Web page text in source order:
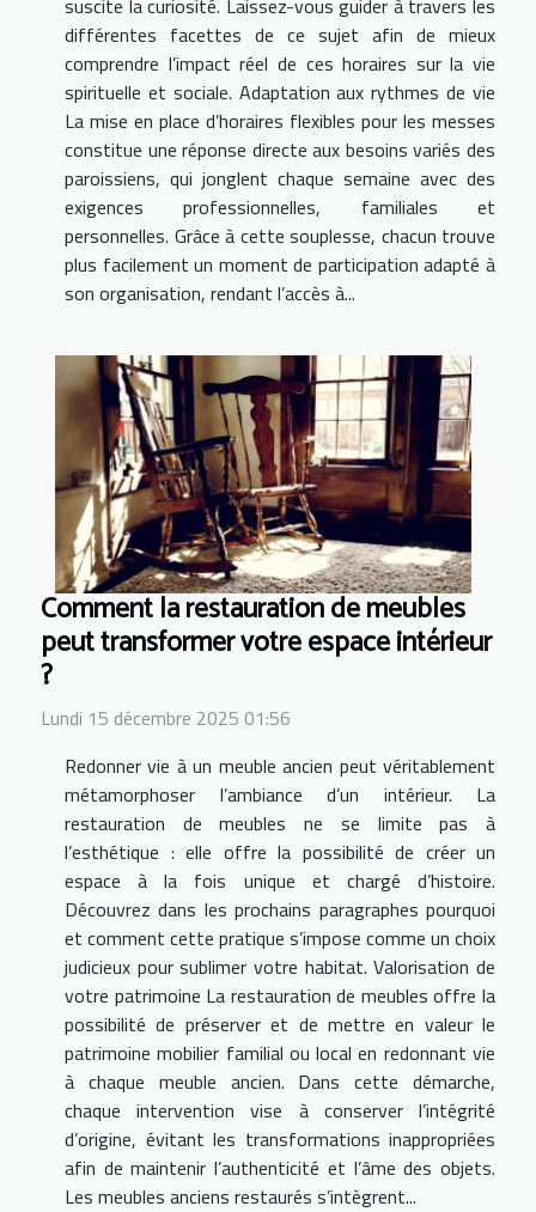
différentes facettes de ce sujet afin de mieux
comprendre l’impact réel de ces horaires sur la vie
spirituelle et sociale. Adaptation aux rythmes de vie
La mise en place d’horaires flexibles pour les messes
constitue une réponse directe aux besoins variés des
paroissiens, qui jonglent chaque semaine avec des
exigences professionnelles, familiales et
personnelles. Grâce à cette souplesse, chacun trouve
plus facilement un moment de participation adapté à
son organisation, rendant l’accès à...
Comment la restauration de meubles
peut transformer votre espace intérieur
?
Lundi 15 décembre 2025 01:56
Redonner vie à un meuble ancien peut véritablement
métamorphoser l’ambiance d’un intérieur. La
restauration de meubles ne se limite pas à
l’esthétique : elle offre la possibilité de créer un
espace à la fois unique et chargé d’histoire.
Découvrez dans les prochains paragraphes pourquoi
et comment cette pratique s’impose comme un choix
judicieux pour sublimer votre habitat. Valorisation de
votre patrimoine La restauration de meubles offre la
possibilité de préserver et de mettre en valeur le
patrimoine mobilier familial ou local en redonnant vie
à chaque meuble ancien. Dans cette démarche,
chaque intervention vise à conserver l’intégrité
d’origine, évitant les transformations inappropriées
afin de maintenir l’authenticité et l’âme des objets.
Les meubles anciens restaurés s’intègrent...